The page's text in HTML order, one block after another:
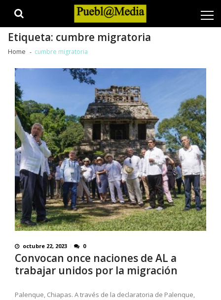
Etiqueta: cumbre migratoria
Home cumbre migratoria
octubre 22, 2023 0
Convocan once naciones de AL a
trabajar unidos por la migración
Palenque, Chiapas. A través de la declaratoria de Palenque,